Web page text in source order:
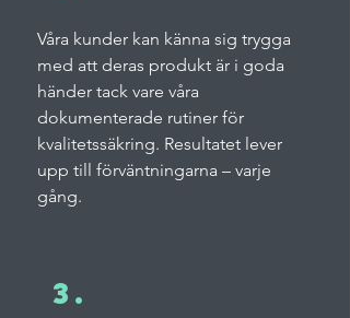
Våra kunder kan känna sig trygga
med att deras produkt är i goda
händer tack vare våra
dokumenterade rutiner för
kvalitetssäkring. Resultatet lever
upp till förväntningarna – varje
gång.
3.